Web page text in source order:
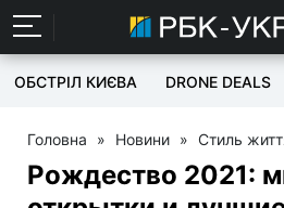
ОБСТРІЛ КИЄВА DRONE DEALS
Головна » Новини » Стиль
Рождество 2021: